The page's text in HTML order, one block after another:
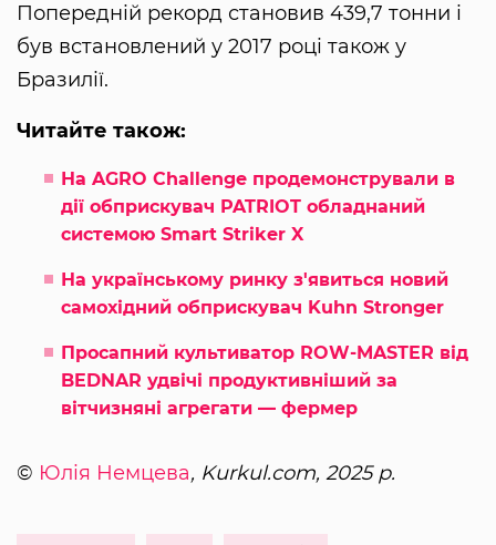
Попередній рекорд становив 439,7 тонни і
був встановлений у 2017 році також у
Бразилії.
Читайте також:
На AGRO Challenge продемонстрували в
дії обприскувач PATRIOT обладнаний
системою Smart Striker X
На українському ринку з'явиться новий
самохідний обприскувач Kuhn Stronger
Просапний культиватор ROW-MASTER від
BEDNAR удвічі продуктивніший за
вітчизняні агрегати — фермер
© Юлія Немцева, Kurkul.com, 2025 р.